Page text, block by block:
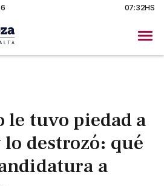
07:32HS
le tuvo piedad a
destrozó: qué
a